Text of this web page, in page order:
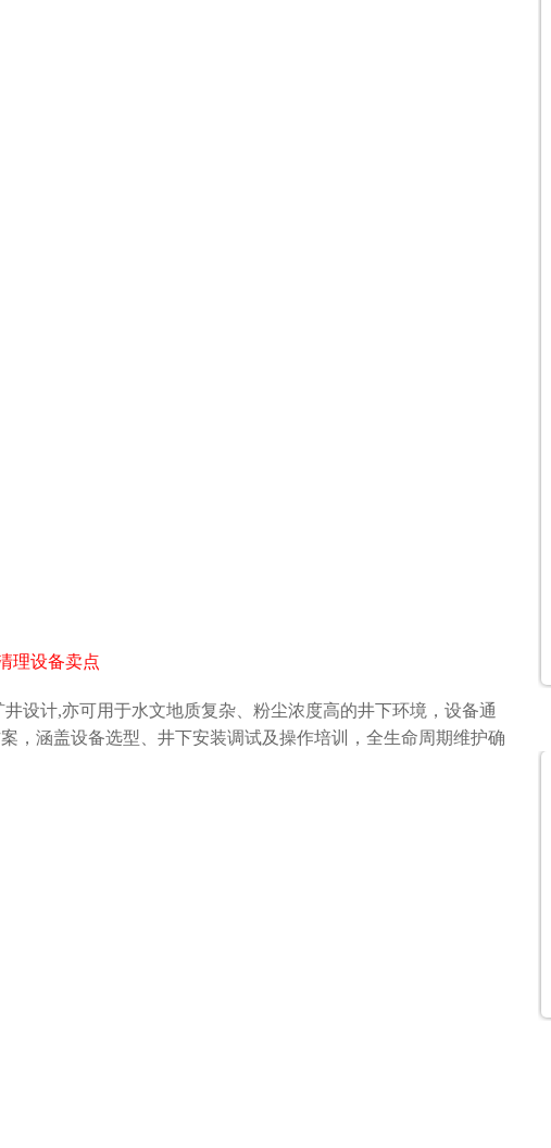
理设备卖点
计,亦可用于水文地质复杂、粉尘浓度高的井下环境，设备通
涵盖设备选型、井下安装调试及操作培训，全生命周期维护确